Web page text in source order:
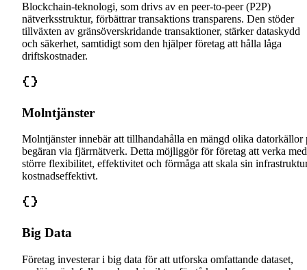
Blockchain-teknologi, som drivs av en peer-to-peer (P2P)
nätverksstruktur, förbättrar transaktions transparens. Den stöder
tillväxten av gränsöverskridande transaktioner, stärker dataskydd
och säkerhet, samtidigt som den hjälper företag att hålla låga
driftskostnader.
Molntjänster
Molntjänster innebär att tillhandahålla en mängd olika datorkällor
begäran via fjärrnätverk. Detta möjliggör för företag att verka med
större flexibilitet, effektivitet och förmåga att skala sin
kostnadseffektivt.
Big Data
Företag investerar i big data för att utforska omfattande dataset,